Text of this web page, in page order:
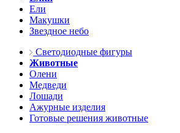
Ели
Макушки
Звездное небо
Светодиодные фигуры
Животные
Олени
Медведи
Лошади
Ажурные изделия
Готовые решения животные